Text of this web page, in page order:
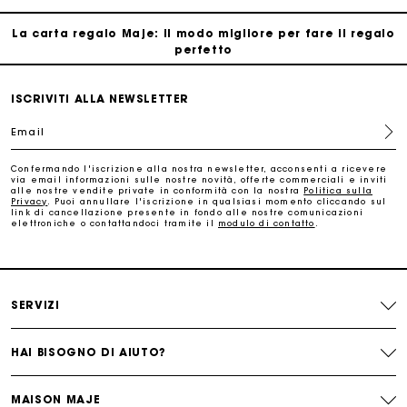
La carta regalo Maje: il modo migliore per fare il regalo
perfetto
Cambi & Resi gratuiti
ISCRIVITI ALLA NEWSLETTER
Email
Confermando l'iscrizione alla nostra newsletter, acconsenti a ricevere
via email informazioni sulle nostre novità, offerte commerciali e inviti
alle nostre vendite private in conformità con la nostra Politica sulla
Privacy
. Puoi annullare l'iscrizione in qualsiasi momento cliccando sul
link di cancellazione presente in fondo alle nostre comunicazioni
elettroniche o contattandoci tramite il modulo di contatto
SERVIZI
HAI BISOGNO DI AIUTO?
MAISON MAJE